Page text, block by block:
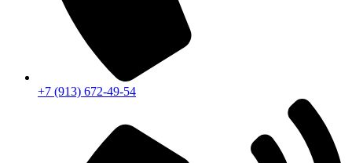
+7 (913) 672-49-54